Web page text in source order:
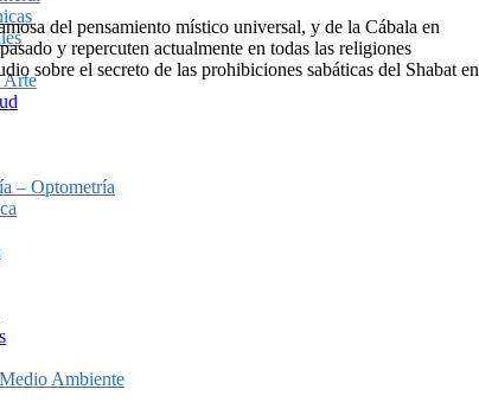
Arte
– Optometría
Ambiente
del pensamiento místico universal, y de la Cábala en
y repercuten actualmente en todas las religiones
sobre el secreto de las prohibiciones sabáticas del Shabat en